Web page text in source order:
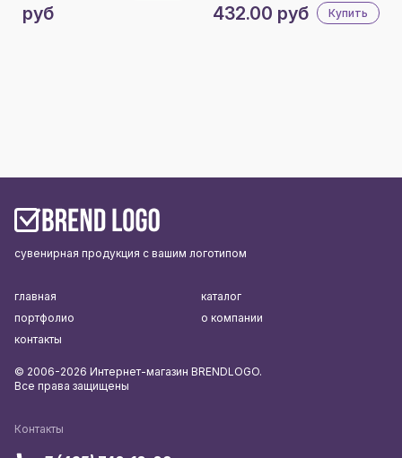
руб
432.00 руб Купить
сувенирная продукция с вашим логотипом
Контакты
главная
каталог
портфолио
о компании
контакты
© 2006-2026 Интернет-магазин BRENDLOGO.
Все права защищены